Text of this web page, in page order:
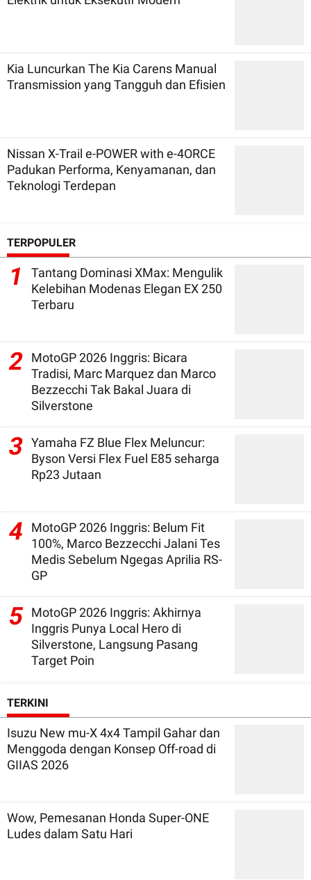
Kia Luncurkan The Kia Carens Manual
Transmission yang Tangguh dan Efisien
Nissan X-Trail e-POWER with e-4ORCE
Padukan Performa, Kenyamanan, dan
Teknologi Terdepan
TERPOPULER
1
Tantang Dominasi XMax: Mengulik
Kelebihan Modenas Elegan EX 250
Terbaru
2
MotoGP 2026 Inggris: Bicara
Tradisi, Marc Marquez dan Marco
Bezzecchi Tak Bakal Juara di
Silverstone
3 Yamaha FZ Blue Flex Meluncur:
Byson Versi Flex Fuel E85 seharga
Rp23 Jutaan
4
MotoGP 2026 Inggris: Belum Fit
100%, Marco Bezzecchi Jalani Tes
Medis Sebelum Ngegas Aprilia RS-
GP
5 MotoGP 2026 Inggris: Akhirnya
Inggris Punya Local Hero di
Silverstone, Langsung Pasang
Target Poin
TERKINI
Isuzu New mu-X 4x4 Tampil Gahar dan
Menggoda dengan Konsep Off-road di
GIIAS 2026
Wow, Pemesanan Honda Super-ONE
Ludes dalam Satu Hari